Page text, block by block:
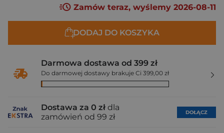
Zamów teraz, wyślemy 2026-08-11
DODAJ DO KOSZYKA
Darmowa dostawa od 399 zł
Do darmowej dostawy brakuje Ci 399,00 zł
Dostawa za 0 zł dla
zamówień od 99 zł
DOŁĄCZ